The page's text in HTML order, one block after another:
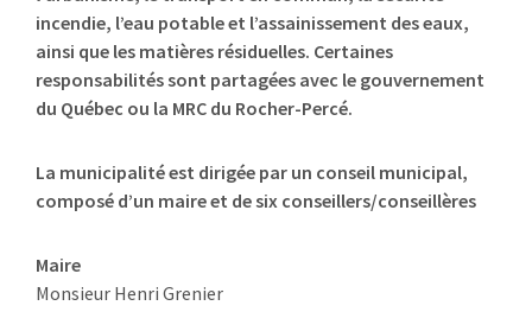
incendie, l’eau potable et l’assainissement des eaux,
ainsi que les matières résiduelles. Certaines
responsabilités sont partagées avec le gouvernement
du Québec ou la MRC du Rocher-Percé.
La municipalité est dirigée par un conseil municipal,
composé d’un maire et de six conseillers/conseillères
Maire
Monsieur Henri Grenier